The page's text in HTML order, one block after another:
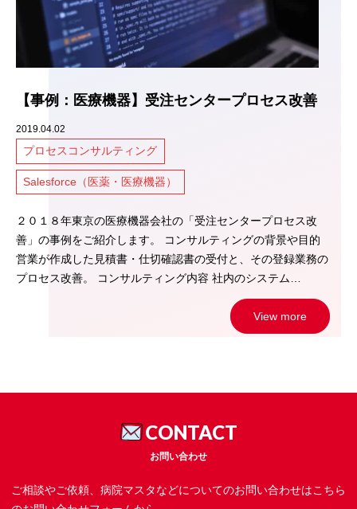
【事例：医療機器】受注センタープロセス改善
2019.04.02
プロセスコンサルティング
Salesforce（医薬・医療機器）
２０１８年東京の医療機器会社の「受注センタープロセス改
善」の事例をご紹介します。 コンサルティングの背景や目的
営業が作成した見積書・仕切確認書の受付と、その登録業務の
プロセス改善。 コンサルティング内容 社内のシステム…
View more
CONTACT
お問い合わせ
ご相談やご依頼、病院マスタなどについてのお問い合わせはこちら